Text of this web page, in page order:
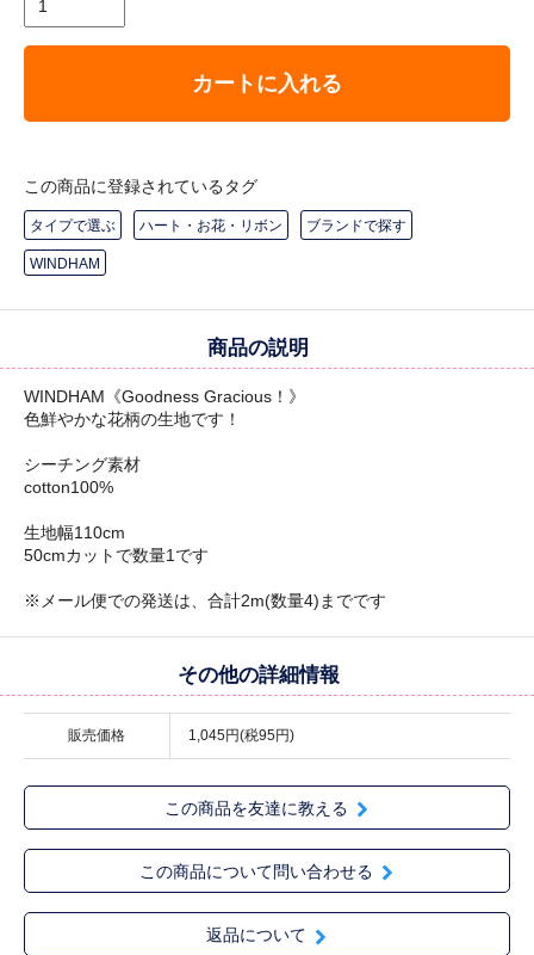
カートに入れる
この商品に登録されているタグ
タイプで選ぶ ハート・お花・リボン ブランドで探す
WINDHAM
商品の説明
WINDHAM《Goodness Gracious！》
色鮮やかな花柄の生地です！
シーチング素材
cotton100%
生地幅110cm
50cmカットで数量1です
※メール便での発送は、合計2m(数量4)までです
その他の詳細情報
販売価格 1,045円(税95円)
この商品を友達に教える
この商品について問い合わせる
返品について